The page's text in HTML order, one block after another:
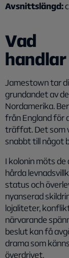
Avsnittslängd:
Vad
Jamestown tar
grundandet av
Nordamerika.
från England för
träffat. Det som
snabbt till något
I kolonin möts
hårda
status och
nyanserad
lojaliteter,
närvarande
beslut kan få
drama som
överdrivet.